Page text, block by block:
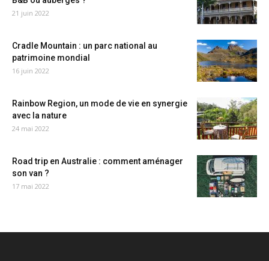
21 juin 2022
Cradle Mountain : un parc national au
patrimoine mondial
16 juin 2022
Rainbow Region, un mode de vie en synergie
avec la nature
24 mai 2022
Road trip en Australie : comment aménager
son van ?
17 mai 2022